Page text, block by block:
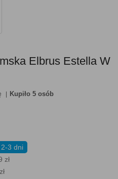
Elbrus Estella W
Kupiło 5 osób
2-3 dni
zł